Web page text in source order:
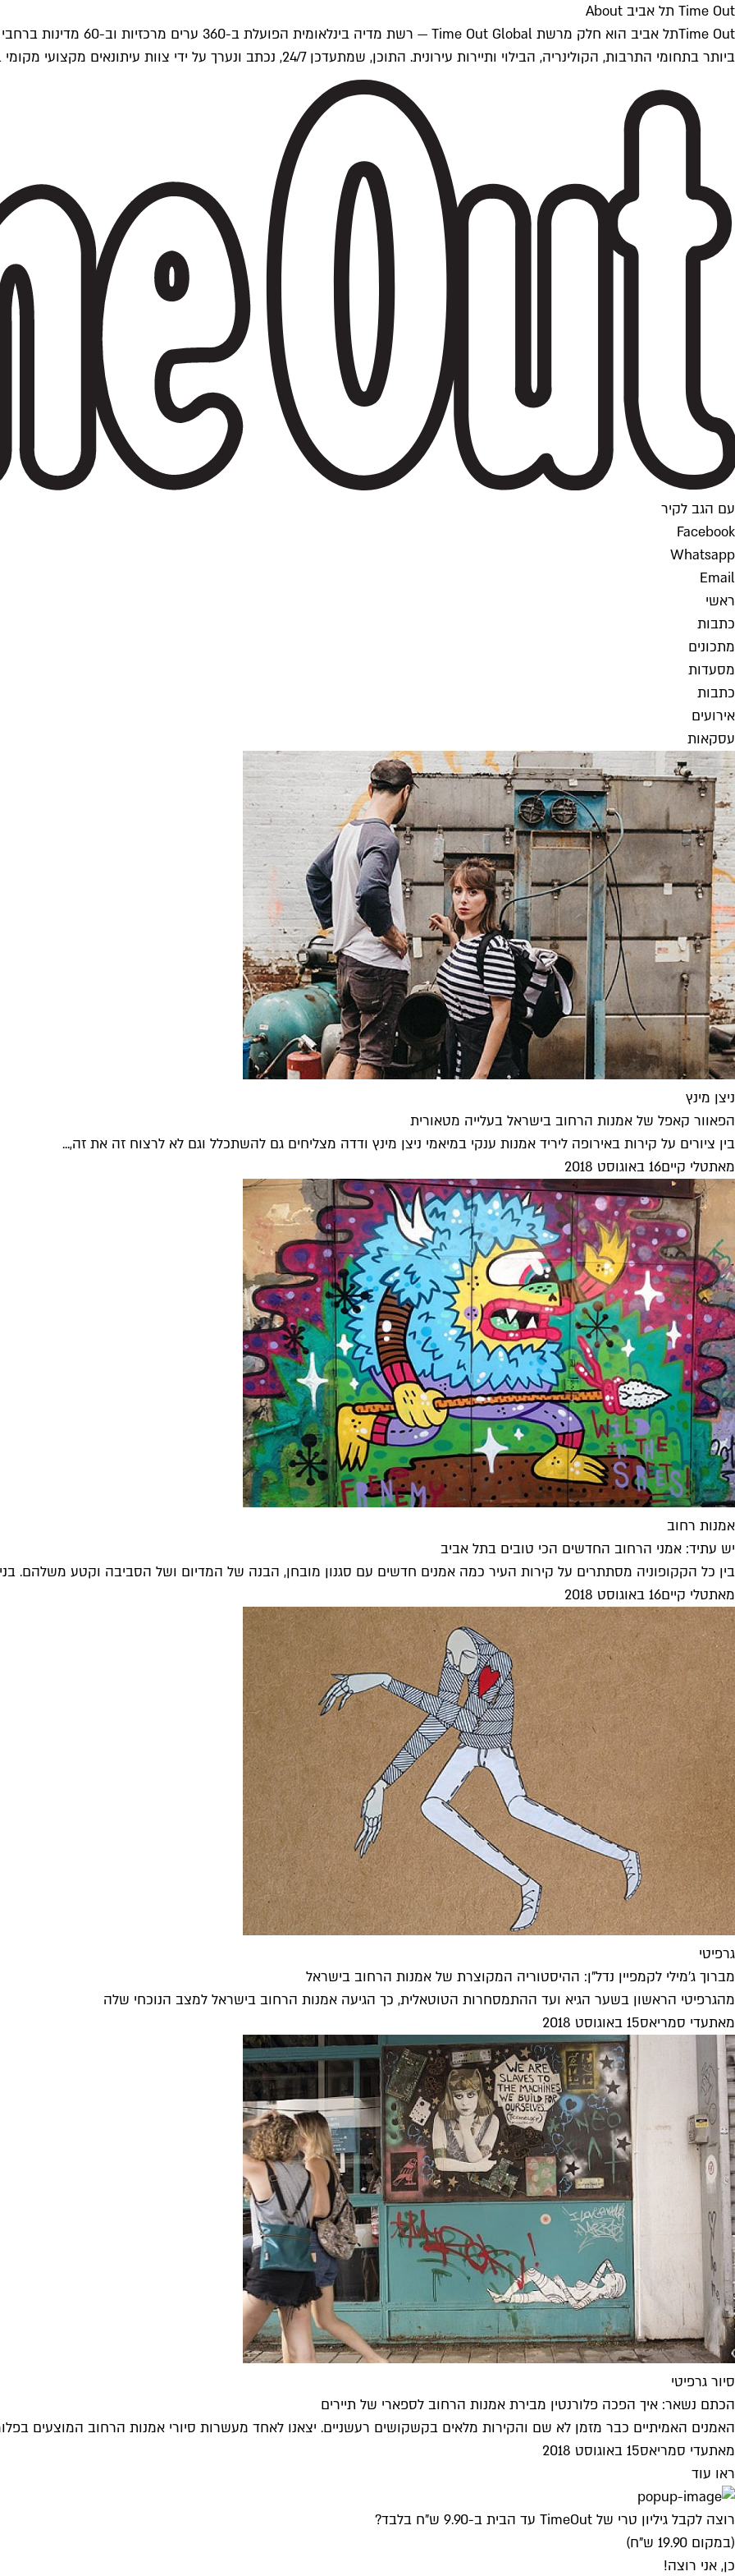
Time Out תל אביב About
ביותר בתחומי התרבות, הקולינריה, הבילוי ותיירות עירונית. התוכן, שמתעדכן 24/7, נכתב ונערך על ידי צוות עיתונאים מקצועי מקומי בישראל, בהתאם לסטנדרטים של Time Out העולמית.
עם הגב לקיר
Facebook
Whatsapp
Email
ראשי
כתבות
מתכונים
מסעדות
כתבות
אירועים
עסקאות
ניצן מינץ
הפאוור קאפל של אמנות הרחוב בישראל בעלייה מטאורית
בין ציורים על קירות באירופה ליריד אמנות ענקי במיאמי ניצן מינץ ודדה מצליחים גם להשתכלל וגם לא לרצוח זה את זה,...
מאתטלי קיים16 באוגוסט 2018
אמנות רחוב
יש עתיד: אמני הרחוב החדשים הכי טובים בתל אביב
בין כל הקקופוניה מסתתרים על קירות העיר כמה אמנים חדשים עם סגנון מובחן, הבנה של המדיום ושל הסביבה וקטע משלהם.
מאתטלי קיים16 באוגוסט 2018
גרפיטי
מברוך ג'מילי לקמפיין נדל"ן: ההיסטוריה המקוצרת של אמנות הרחוב בישראל
מהגרפיטי הראשון בשער הגיא ועד ההתמסחרות הטוטאלית, כך הגיעה אמנות הרחוב בישראל למצב הנוכחי שלה
מאתעדי סמריאס15 באוגוסט 2018
סיור גרפיטי
הכתם נשאר: איך הפכה פלורנטין מבירת אמנות הרחוב לספארי של תיירים
האמנים האמיתיים כבר מזמן לא שם והקירות מלאים בקשקושים רעשניים. יצאנו לאחד מעשרות סיורי אמנות הרחוב המוצעים
מאתעדי סמריאס15 באוגוסט 2018
ראו עוד
רוצה לקבל גיליון טרי של TimeOut עד הבית ב-9.90 ש"ח בלבד?
(במקום 19.90 ש"ח)
כן, אני רוצה!